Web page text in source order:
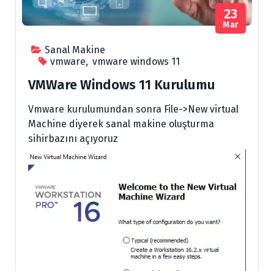
Sanal Makine
vmware, vmware windows 11
23
Mar
VMWare Windows 11 Kurulumu
Vmware kurulumundan sonra File->New virtual
Machine diyerek sanal makine oluşturma
sihirbazını açıyoruz